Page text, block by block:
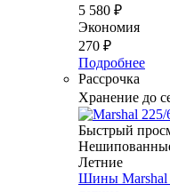
5 580 ₽
Экономия
270 ₽
Подробнее
Рассрочка
Хранение до
Быстрый
Летние
Шины Marshal